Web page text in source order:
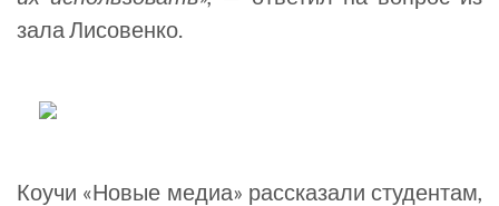
зала Лисовенко.
Коучи «Новые медиа» рассказали студентам,